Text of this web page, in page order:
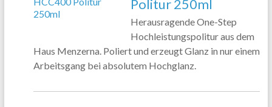
Politur 250ml
Herausragende One-Step
Hochleistungspolitur aus dem
Haus Menzerna. Poliert und erzeugt Glanz in nur einem
Arbeitsgang bei absolutem Hochglanz.